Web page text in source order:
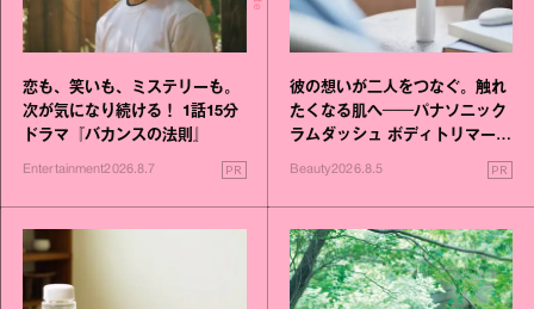
恋も、笑いも、ミステリーも。
次が気になり続ける！ 1話15分
ドラマ『バカンスの法則』
Entertainment2026.8.7 PR
彼の想いが二人をつなぐ。触れ
たくなる肌へ──パナソニック
ラムダッシュ ボディトリマーが
Beauty2026.8.5 PR